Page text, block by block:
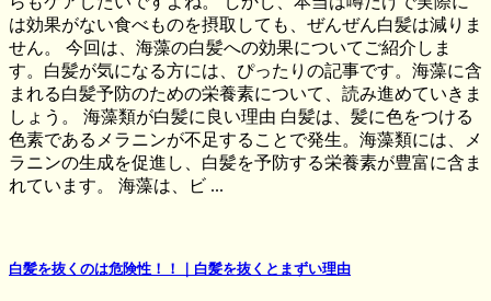
は効果がない食べものを摂取しても、ぜんぜん白髪は減りま
せん。 今回は、海藻の白髪への効果についてご紹介しま
す。白髪が気になる方には、ぴったりの記事です。海藻に含
まれる白髪予防のための栄養素について、読み進めていきま
しょう。 海藻類が白髪に良い理由 白髪は、髪に色をつける
色素であるメラニンが不足することで発生。海藻類には、メ
ラニンの生成を促進し、白髪を予防する栄養素が豊富に含ま
れています。 海藻は、ビ ...
白髪を抜くのは危険性！！｜白髪を抜くとまずい理由